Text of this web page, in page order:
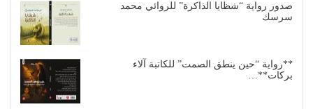
صدور رواية “شظايا الذاكرة” للروائي محمد
سرسك
**رواية “حين ينطق الصمت” للكاتبة آلاء
بركات**…